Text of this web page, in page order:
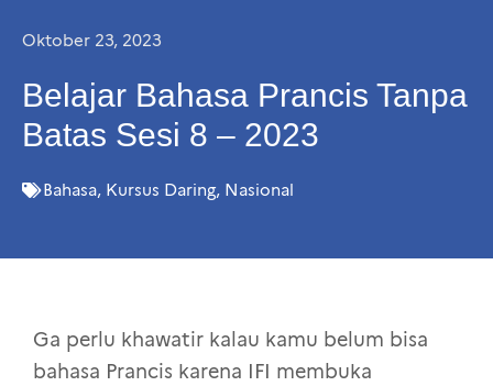
Oktober 23, 2023
Belajar Bahasa Prancis Tanpa
Batas Sesi 8 – 2023
Bahasa, Kursus Daring, Nasional
Ga perlu khawatir kalau kamu belum bisa
bahasa Prancis karena IFI membuka